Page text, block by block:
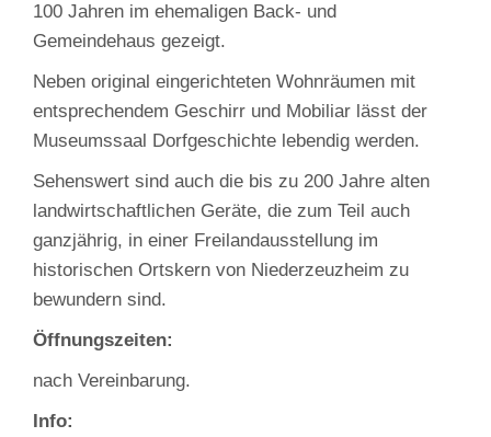
100 Jahren im ehemaligen Back- und
Gemeindehaus gezeigt.
Neben original eingerichteten Wohnräumen mit
entsprechendem Geschirr und Mobiliar lässt der
Museumssaal Dorfgeschichte lebendig werden.
Sehenswert sind auch die bis zu 200 Jahre alten
landwirtschaftlichen Geräte, die zum Teil auch
ganzjährig, in einer Freilandausstellung im
historischen Ortskern von Niederzeuzheim zu
bewundern sind.
Öffnungszeiten:
nach Vereinbarung.
Info: